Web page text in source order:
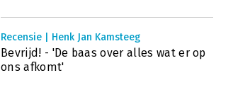
Recensie | Henk Jan Kamsteeg
Bevrijd! - 'De baas over alles wat er op
ons afkomt'